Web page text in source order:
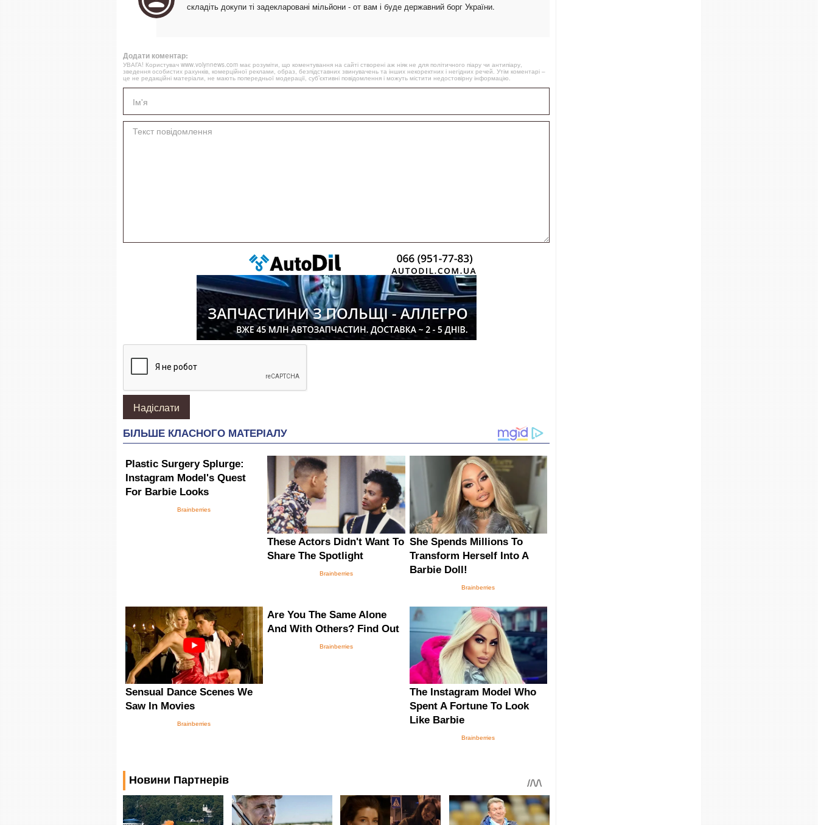
складіть докупи ті задекларовані мільйони - от вам і буде державний борг України.
Додати коментар:
УВАГА! Користувач www.volynnews.com має розуміти, що коментування на сайті створені аж ніяк не для політичного піару чи антипіару,
зведення особистих рахунків, комерційної реклами, образ, безпідставних звинувачень та інших некоректних і негідних речей. Утім коментарі –
це не редакційні матеріали, не мають попередньої модерації, суб’єктивні повідомлення і можуть містити недостовірну інформацію.